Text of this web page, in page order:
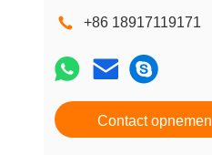
+86 18917119171
Contact opnemen